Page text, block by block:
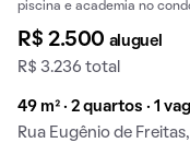
piscina e academia no
R$ 2.500 aluguel
R$ 3.236 total
49 m² · 2 quartos · 1
Rua Eugênio de